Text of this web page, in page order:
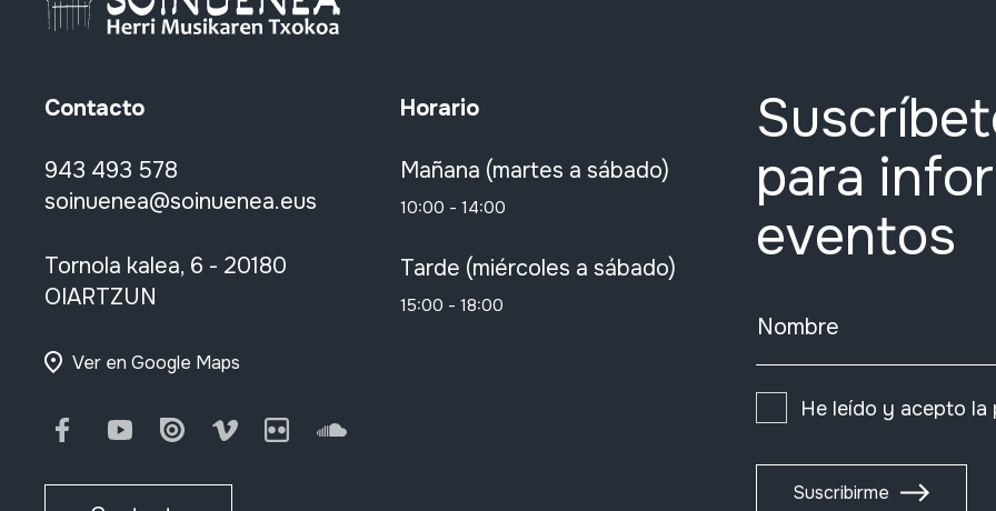
Contacto
943 493 578
soinuenea@soinuenea.eus
Tornola kalea, 6 - 20180
OIARTZUN
Ver en Google Maps
FacebookYoutubeIssuu Vimeo FlickrSoundCloud
Horario
Mañana (martes a sábado)
10:00 - 14:00
Tarde (miércoles a sábado)
15:00 - 18:00
para
eventos
Nombre
He leído y acepto la
Suscribirme